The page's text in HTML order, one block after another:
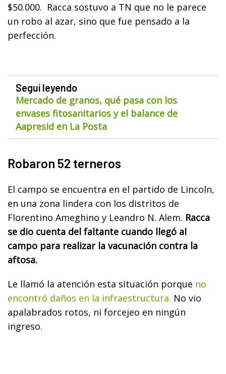
$50.000. Racca sostuvo a TN que no le parece
un robo al azar, sino que fue pensado a la
perfección.
Seguí leyendo
Mercado de granos, qué pasa con los
envases fitosanitarios y el balance de
Aapresid en La Posta
Robaron 52 terneros
El campo se encuentra en el partido de Lincoln,
en una zona lindera con los distritos de
Florentino Ameghino y Leandro N. Alem. Racca
se dio cuenta del faltante cuando llegó al
campo para realizar la vacunación contra la
aftosa.
Le llamó la atención esta situación porque no
encontró daños en la infraestructura. No vio
apalabrados rotos, ni forcejeo en ningún
ingreso.